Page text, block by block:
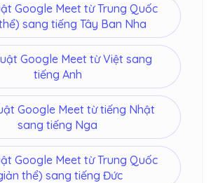
Google Meet từ Trung Quốc
sang tiếng Tây Ban Nha
Google Meet từ Việt sang
tiếng Anh
Google Meet từ tiếng Nhật
sang tiếng Nga
Google Meet từ Trung Quốc
thể) sang tiếng Đức